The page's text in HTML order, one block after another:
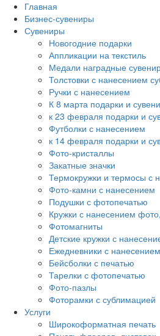
Главная
Бизнес-сувениры
Сувениры
Новогодние подарки
Аппликации на текстиль
Медали наградные
Толстовки с нанесением
Ручки с нанесением
К 8 марта подарки и
к 23 февраля подарки и
Футболки с нанесением
к 14 февраля подарки и
Фото-кристаллы
Закатные значки
Термокружки и термосы с
Фото-камни с нанесением
Подушки с фотопечатью
Кружки с нанесением
Фотомагниты
Детские кружки с
Ежедневники с нанесением
Бейсболки с печатью
Тарелки с фотопечатью
Фото-пазлы
Фоторамки с сублимацией
Услуги
Широкоформатная печать